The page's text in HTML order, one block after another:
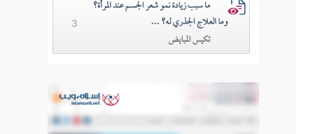
ما سبب زيادة نمو شعر الجسم عند المرأة؟
وما العلاج الجذري له؟ ...
تكيس المبايض
3